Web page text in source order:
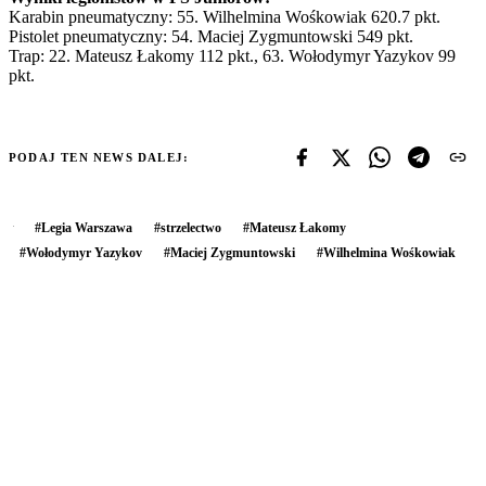
Karabin pneumatyczny: 55. Wilhelmina Wośkowiak 620.7 pkt.
Pistolet pneumatyczny: 54. Maciej Zygmuntowski 549 pkt.
Trap: 22. Mateusz Łakomy 112 pkt., 63. Wołodymyr Yazykov 99
pkt.
PODAJ TEN NEWS DALEJ:
#Legia Warszawa #strzelectwo #Mateusz Łakomy
#Wołodymyr Yazykov #Maciej Zygmuntowski #Wilhelmina Wośkowiak